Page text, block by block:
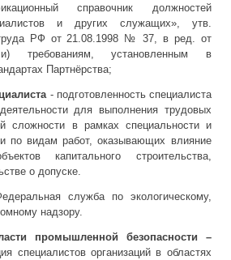
справочник должностей
и других служащих», утв.
РФ от 21.08.1998 № 37, в ред. от
требованиям, установленным в
Партнёрства;
- подготовленность специалиста
для выполнения трудовых
сложности в рамках специальности и
по видам работ, оказывающих влияние
капитального строительства,
о допуске.
служба по экологическому,
надзору.
промышленной безопасности –
специалистов организаций в областях